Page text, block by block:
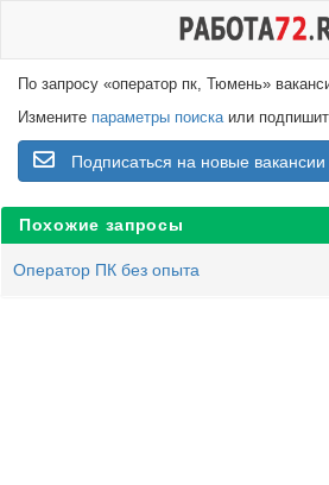
По запросу «оператор пк, Тюмень»
Измените параметры поискаили
Подписаться на новые вакансии
Похожие запросы
Оператор ПК без опыта